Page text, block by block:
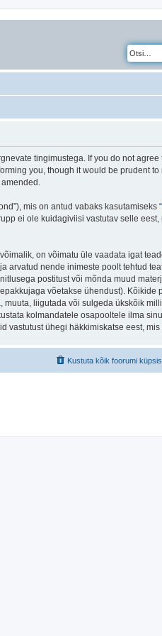
tingimustega. If you do not
you, though it would be prudent
mis on antud vabaks kasutamiseks “
ei ole kuidagiviisi vastutav selle
on võimatu üle vaadata igat
arvatud nende inimeste poolt tehtud
postitust või mõnda muud
võetakse ühendust). Kõikide
liigutada või sulgeda ükskõik
kolmandatele osapooltele ilma
vastutust ühegi häkkimiskatse eest,
Kustuta kõik foorumi